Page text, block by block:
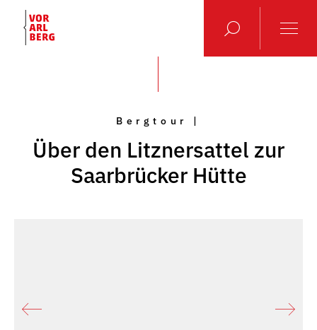
Bergtour |
Über den Litznersattel zur
Saarbrücker Hütte